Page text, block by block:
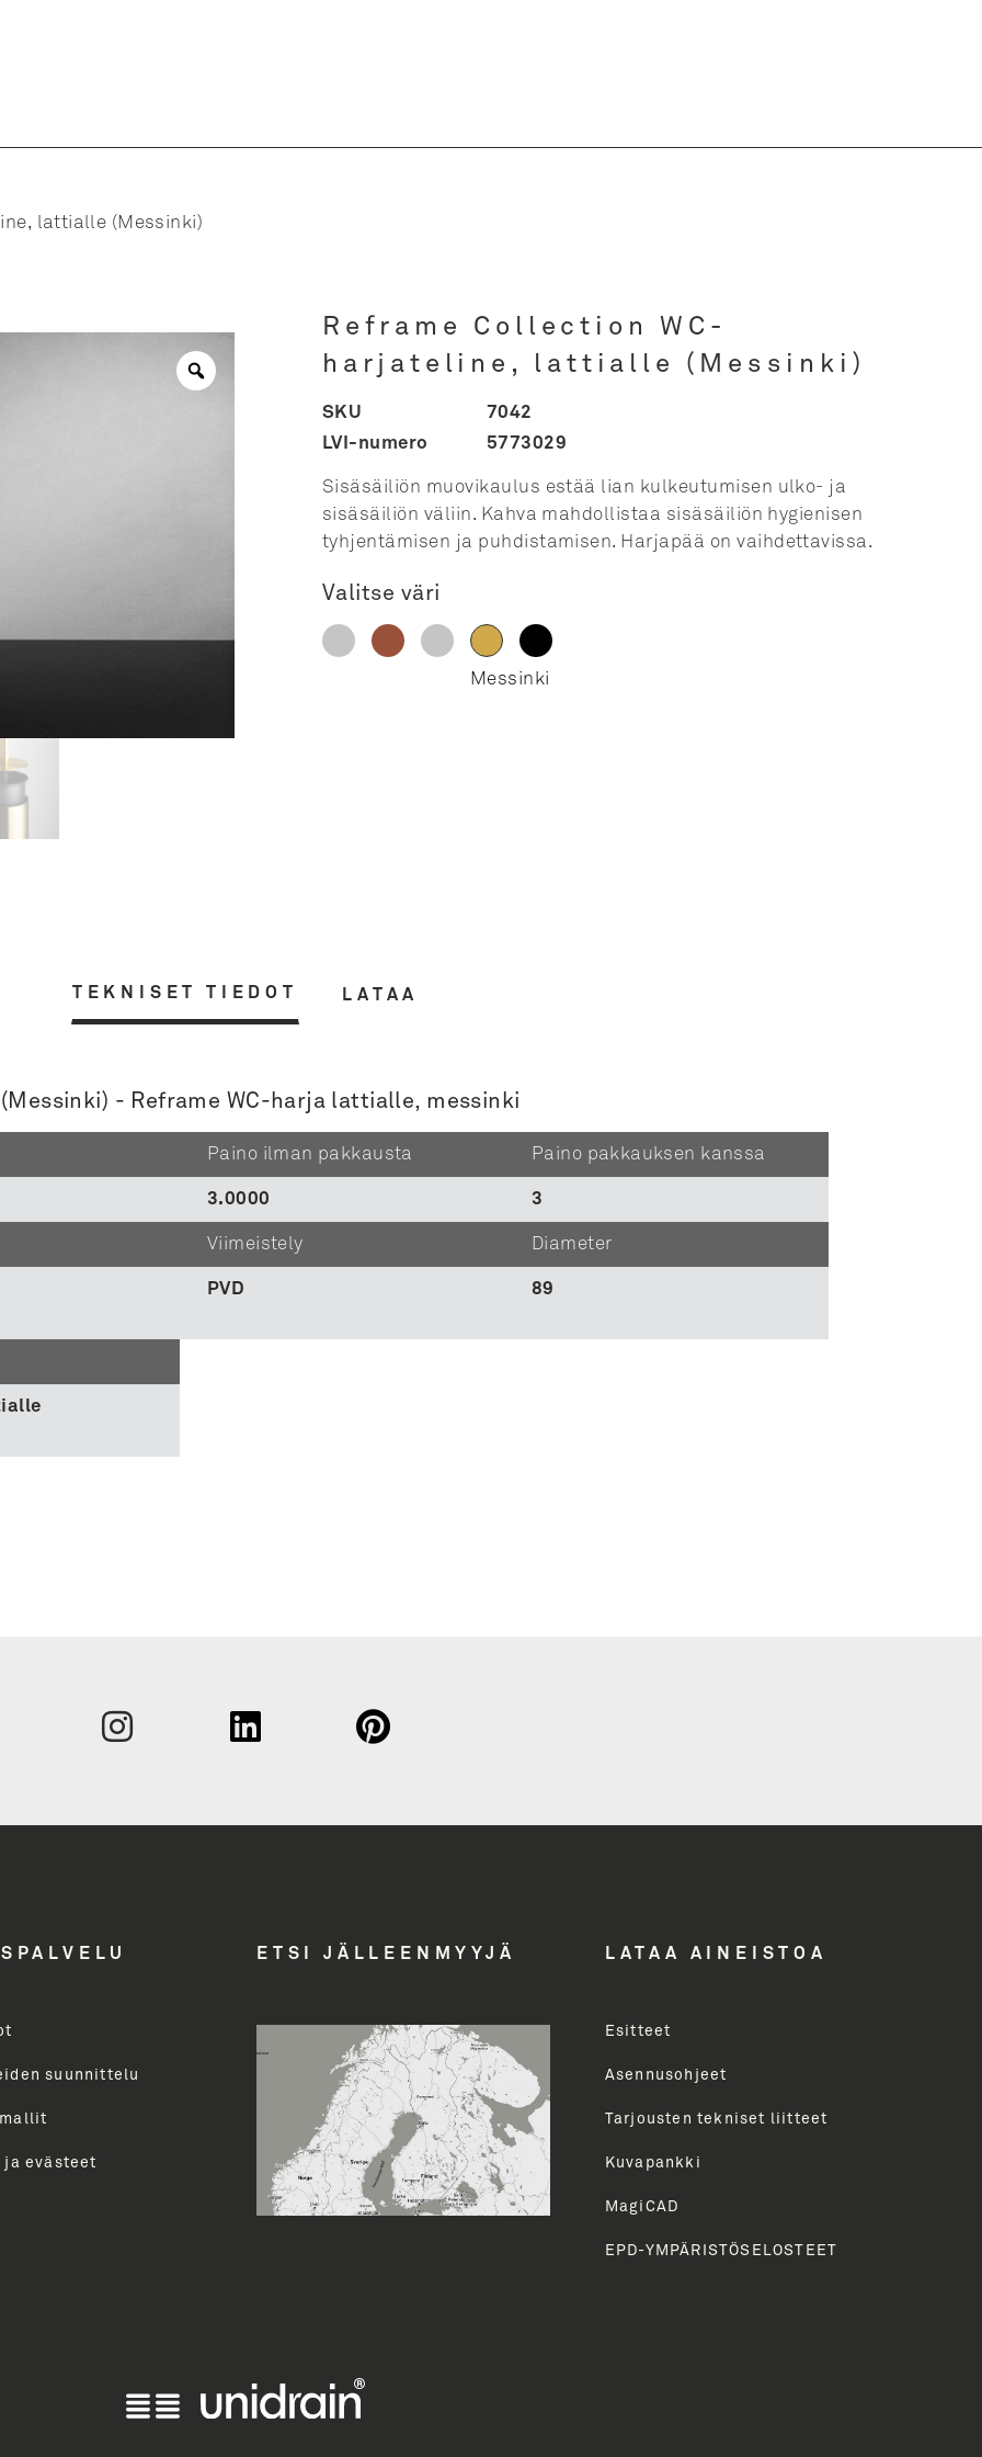
lattialle (Messinki)
Reframe Collection WC-
harjateline, lattialle (Messinki)
SKU
7042
LVI-numero
5773029
Sisäsäiliön muovikaulus estää lian kulkeutumisen ulko- ja
sisäsäiliön väliin. Kahva mahdollistaa sisäsäiliön hygienisen
tyhjentämisen ja puhdistamisen. Harjapää on vaihdettavissa.
Valitse väri
TEKNISET TIEDOT LATAA
- Reframe WC-harja lattialle, messinki
Paino ilman pakkausta
3.0000
Paino pakkauksen kanssa
3
Viimeistely
PVD
Diameter
89
ja paljon muuta.
Email Address
Toimenkuva
LÄHETÄ
suunnittelu
ja evästeet
ETSI JÄLLEENMYYJÄ LATAA AINEISTOA
Esitteet
Asennusohjeet
Tarjousten tekniset liitteet
Kuvapankki
MagiCAD
EPD-YMPÄRISTÖSELOSTEET